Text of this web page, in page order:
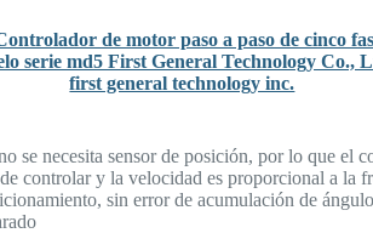
se necesita sensor de posición, por lo que el
controlar y la velocidad es proporcional a la
sin error de acumulación de ángulo